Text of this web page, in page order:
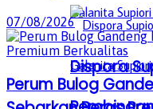
Dispora
07/08/2026
Perum Bulog